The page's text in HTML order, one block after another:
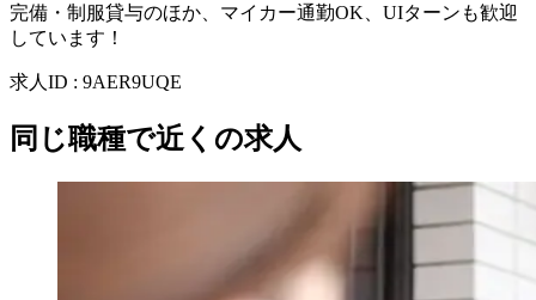
完備・制服貸与のほか、マイカー通勤OK、UIターンも歓迎
しています！
求人ID : 9AER9UQE
同じ職種で近くの求人